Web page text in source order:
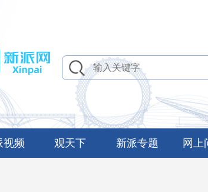
视频 观天下 新派专题 网上